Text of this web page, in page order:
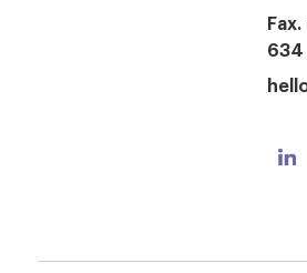
634